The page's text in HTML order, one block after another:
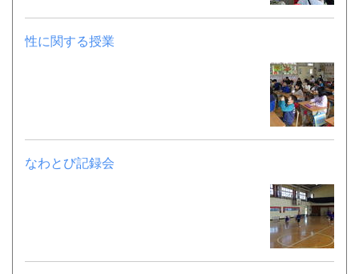
性に関する授業
なわとび記録会